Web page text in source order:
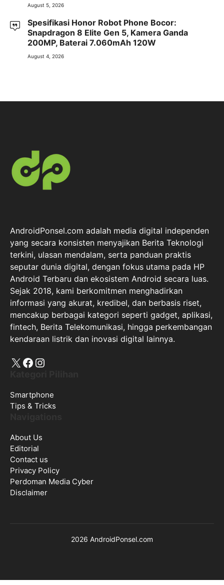
August 5, 2026
Spesifikasi Honor Robot Phone Bocor:
Snapdragon 8 Elite Gen 5, Kamera Ganda
200MP, Baterai 7.060mAh 120W
August 4, 2026
AndroidPonsel.com adalah media digital independen
yang secara konsisten menyajikan Berita Teknologi
terkini, ulasan mendalam, serta panduan praktis
seputar dunia digital, dengan fokus utama pada HP
Android Terbaru dan ekosistem Android secara luas.
Sejak 2018, kami berkomitmen menghadirkan
informasi yang akurat, kredibel, dan berbasis riset,
mencakup berbagai kategori seperti gadget, aplikasi,
fintech, Berita Telekomunikasi, hingga perkembangan
kendaraan listrik dan inovasi digital lainnya.
X Facebook
Instagram
Smartphone
Tips & Tricks
About Us
Editorial
Contact us
Privacy Policy
Perdoman Media Cyber
Disclaimer
2026 AndroidPonsel.com